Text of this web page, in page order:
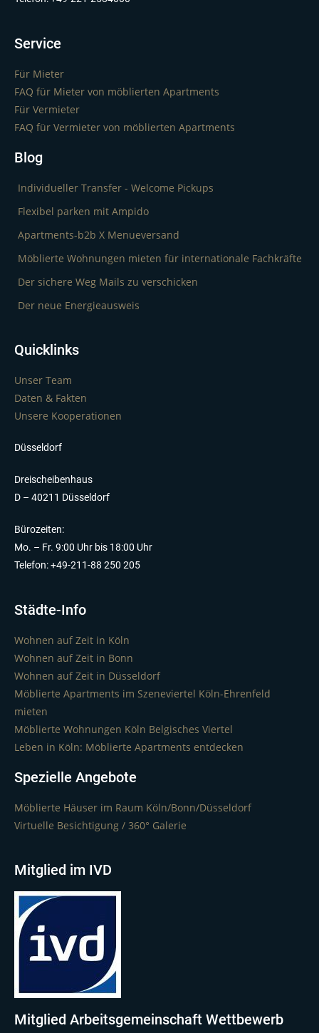
Service
Für Mieter
FAQ für Mieter von möblierten Apartments
Für Vermieter
FAQ für Vermieter von möblierten Apartments
Blog
Individueller Transfer - Welcome Pickups
Flexibel parken mit Ampido
Apartments-b2b X Menueversand
Möblierte Wohnungen mieten für internationale Fachkräfte
Der sichere Weg Mails zu verschicken
Der neue Energieausweis
Quicklinks
Unser Team
Daten & Fakten
Unsere Kooperationen
Düsseldorf
Dreischeibenhaus
D – 40211 Düsseldorf
Bürozeiten:
Mo. – Fr. 9:00 Uhr bis 18:00 Uhr
Telefon: +49-211-88 250 205
Städte-Info
Wohnen auf Zeit in Köln
Wohnen auf Zeit in Bonn
Wohnen auf Zeit in Düsseldorf
Möblierte Apartments im Szeneviertel Köln-Ehrenfeld
mieten
Möblierte Wohnungen Köln Belgisches Viertel
Leben in Köln: Möblierte Apartments entdecken
Spezielle Angebote
Möblierte Häuser im Raum Köln/Bonn/Düsseldorf
Virtuelle Besichtigung / 360° Galerie
Mitglied im IVD
Mitglied Arbeitsgemeinschaft Wettbewerb